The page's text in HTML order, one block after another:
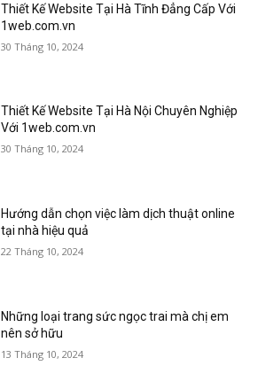
Thiết Kế Website Tại Hà Tĩnh Đẳng Cấp Với
1web.com.vn
30 Tháng 10, 2024
Thiết Kế Website Tại Hà Nội Chuyên Nghiệp
Với 1web.com.vn
30 Tháng 10, 2024
Hướng dẫn chọn việc làm dịch thuật online
tại nhà hiệu quả
22 Tháng 10, 2024
Những loại trang sức ngọc trai mà chị em
nên sở hữu
13 Tháng 10, 2024